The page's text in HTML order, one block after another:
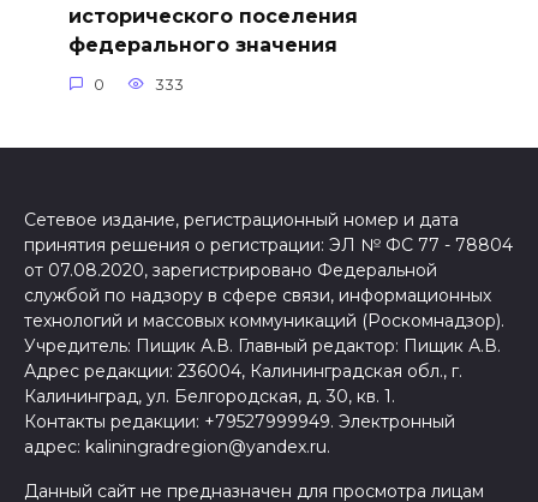
исторического поселения
федерального значения
0 333
Сетевое издание, регистрационный номер и дата
принятия решения о регистрации: ЭЛ № ФС 77 - 78804
от 07.08.2020, зарегистрировано Федеральной
службой по надзору в сфере связи, информационных
технологий и массовых коммуникаций (Роскомнадзор).
Учредитель: Пищик А.В. Главный редактор: Пищик А.В.
Адрес редакции: 236004, Калининградская обл., г.
Калининград, ул. Белгородская, д. 30, кв. 1.
Контакты редакции: +79527999949. Электронный
адрес: kaliningradregion@yandex.ru.
Данный сайт не предназначен для просмотра лицам